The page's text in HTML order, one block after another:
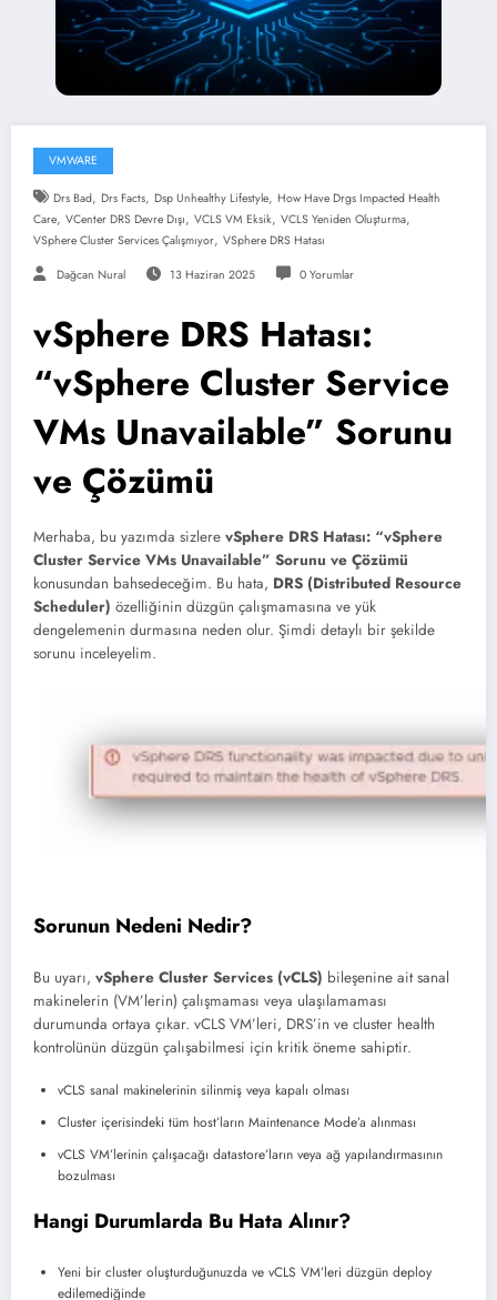
VMWARE
Drs Bad, Drs Facts, Dsp Unhealthy Lifestyle, How Have Drgs Impacted Health
Care, VCenter DRS Devre Dışı, VCLS VM Eksik, VCLS Yeniden Oluşturma,
VSphere Cluster Services Çalışmıyor, VSphere DRS Hatası
Dağcan Nural 13 Haziran 2025 0 Yorumlar
vSphere DRS Hatası:
“vSphere Cluster Service
VMs Unavailable” Sorunu
ve Çözümü
Merhaba, bu yazımda sizlere vSphere DRS Hatası: “vSphere
Cluster Service VMs Unavailable” Sorunu ve Çözümü
konusundan bahsedeceğim. Bu hata, DRS (Distributed Resource
Scheduler) özelliğinin düzgün çalışmamasına ve yük
dengelemenin durmasına neden olur. Şimdi detaylı bir şekilde
sorunu inceleyelim.
Sorunun Nedeni Nedir?
Bu uyarı, vSphere Cluster Services (vCLS) bileşenine ait sanal
makinelerin (VM’lerin) çalışmaması veya ulaşılamaması
durumunda ortaya çıkar. vCLS VM’leri, DRS’in ve cluster health
kontrolünün düzgün çalışabilmesi için kritik öneme sahiptir.
vCLS sanal makinelerinin silinmiş veya kapalı olması
Cluster içerisindeki tüm host’ların Maintenance Mode’a alınması
vCLS VM’lerinin çalışacağı datastore’ların veya ağ yapılandırmasının
bozulması
Hangi Durumlarda Bu Hata Alınır?
Yeni bir cluster oluşturduğunuzda ve vCLS VM’leri düzgün deploy
edilemediğinde